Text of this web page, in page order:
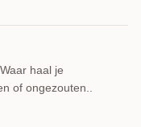
haal je
of ongezouten..